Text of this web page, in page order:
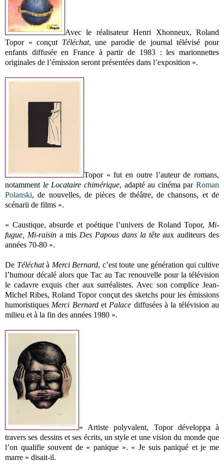
Avec le réalisateur Henri Xhonneux, Roland
Topor « conçut Téléchat, une parodie de journal télévisé pour
enfants diffusée en France à partir de 1983 : les marionnettes
originales de l’émission seront présentées dans l’exposition ».
Topor « fut en outre l’auteur de romans,
notamment le Locataire chimérique, adapté au cinéma par Roman
Polanski, de nouvelles, de pièces de théâtre, de chansons, et de
scénarii de films ».
« Caustique, absurde et poétique l’univers de Roland Topor, Mi-
fugue, Mi-raisina mis Des Papous dans la têteaux auditeurs des
années 70-80 ».
De Téléchatà Merci Bernard, c’est toute une génération qui cultive
l’humour décalé alors que Tac au Tac renouvelle pour la télévision
le cadavre exquis cher aux surréalistes. Avec son complice Jean-
Michel Ribes, Roland Topor conçut des sketchs pour les émissions
humoristiques Merci Bernardet Palace diffusées à la télévision au
milieu et à la fin des années 1980 ».
« Artiste polyvalent, Topor développa à
travers ses dessins et ses écrits, un style et une vision du monde que
l’on qualifie souvent de « panique ». « Je suis paniqué et je me
marre » disait-il.